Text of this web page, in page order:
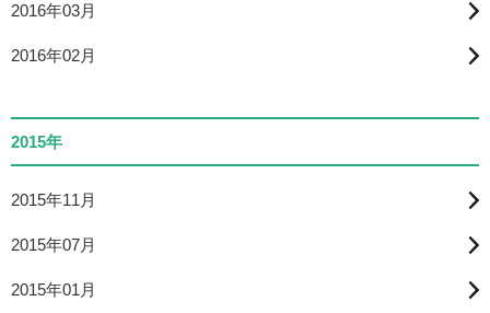
2016年03月
2016年02月
2015年
2015年11月
2015年07月
2015年01月